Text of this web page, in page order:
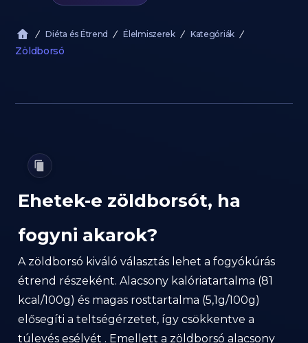
Diéta és Étrend Élelmiszerek Kategóriák
Zöldborsó
Ehetek-e zöldborsót, ha
fogyni akarok?
A zöldborsó kiváló választás lehet a fogyókúrás
étrend részeként. Alacsony kalóriatartalma (81
kcal/100g) és magas rosttartalma (5,1g/100g)
elősegíti a teltségérzetet, így csökkentve a
túlevés esélyét . Emellett a zöldborsó alacsony